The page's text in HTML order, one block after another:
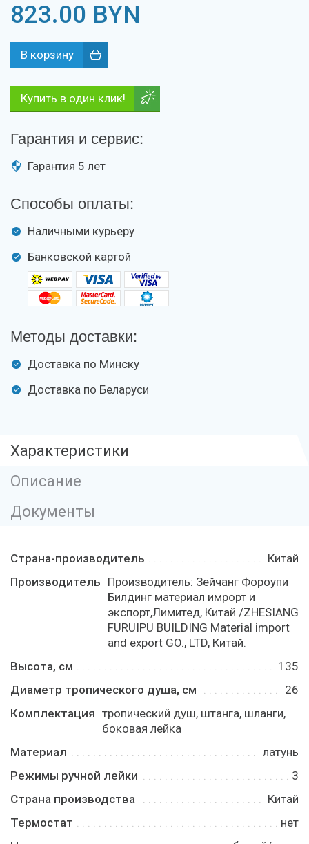
823.00 BYN
Купить в один клик!
Гарантия и сервис:
Гарантия 5 лет
Способы оплаты:
Наличными курьеру
Банковской картой
Методы доставки:
Доставка по Минску
Доставка по Беларуси
Характеристики
Описание
Документы
Страна-производитель
Китай
Производитель Производитель: Зейчанг Фороупи
Билдинг материал имрорт и
экспорт,Лимитед, Китай /ZHESIANG
FURUIPU BUILDING Material import
and export GO., LTD, Китай.
Высота, см
135
Диаметр тропического душа, см
26
Комплектация тропический душ, штанга, шланги,
боковая лейка
Материал
латунь
Режимы ручной лейки
3
Страна производства
Китай
Термостат
нет